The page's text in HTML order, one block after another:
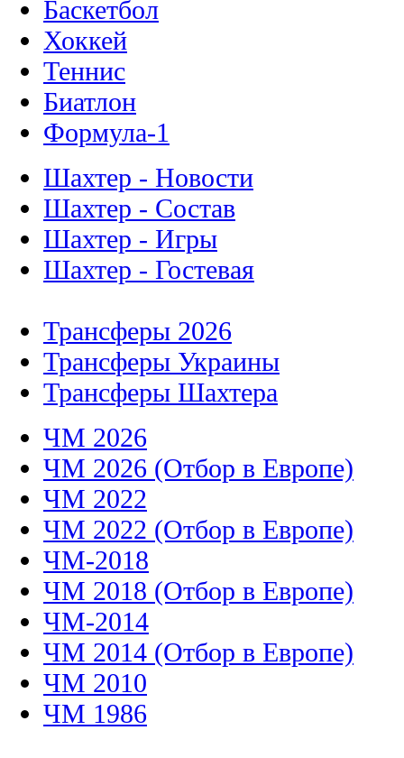
Баскетбол
Хоккей
Теннис
Биатлон
Формула-1
Шахтер - Новости
Шахтер - Состав
Шахтер - Игры
Шахтер - Гостевая
Трансферы 2026
Трансферы Украины
Трансферы Шахтера
ЧМ 2026
ЧМ 2026 (Отбор в Европе)
ЧМ 2022
ЧМ 2022 (Отбор в Европе)
ЧМ-2018
ЧМ 2018 (Отбор в Европе)
ЧМ-2014
ЧМ 2014 (Отбор в Европе)
ЧМ 2010
ЧМ 1986